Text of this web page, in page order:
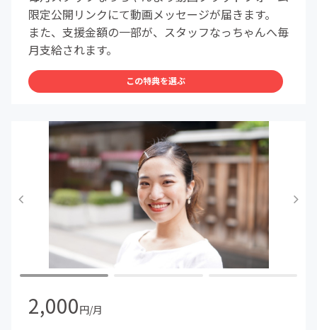
限定公開リンクにて動画メッセージが届きます。
また、支援金額の一部が、スタッフなっちゃんへ毎
月支給されます。
この特典を選ぶ
2,000円/月